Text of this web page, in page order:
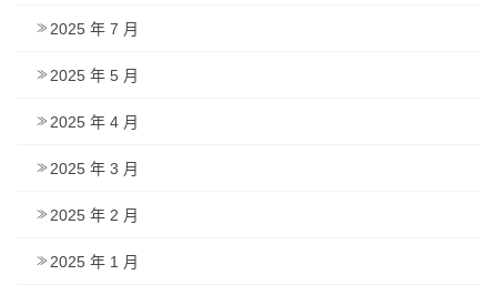
2025 年 7 月
2025 年 5 月
2025 年 4 月
2025 年 3 月
2025 年 2 月
2025 年 1 月